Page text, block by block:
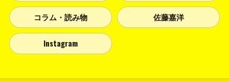
コラム・読み物 佐藤嘉洋
Instagram